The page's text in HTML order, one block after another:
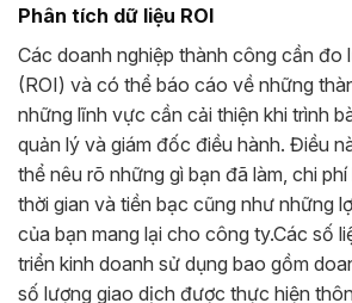
Phân tích dữ liệu ROI
Các doanh nghiệp thành công cần đo
(ROI) và có thể báo cáo về những
những lĩnh vực cần cải thiện khi trình
quản lý và giám đốc điều hành. Điều
thể nêu rõ những gì bạn đã làm, chi
thời gian và tiền bạc cũng như những
của bạn mang lại cho công ty.Các số
triển kinh doanh sử dụng bao gồm
số lượng giao dịch được thực hiện